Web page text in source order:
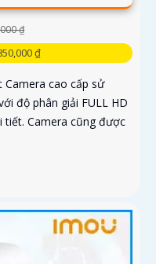
₫
₫
Camera cao cấp sử
độ phân giải FULL HD
tiết. Camera cũng được